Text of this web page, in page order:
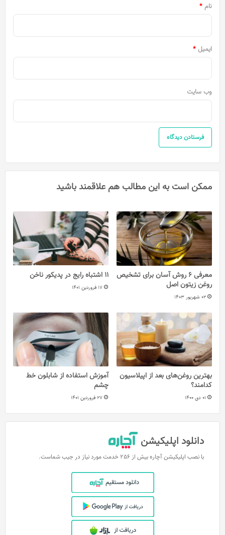
نام *
ایمیل *
وب‌ سایت
ممکن است به این مطالب هم علاقمند باشید
معرفی 6 روش آسان برای تشخیص
روغن زیتون اصل
02 شهریور 1403
11 اشتباه رایج در پدیکور ناخن
17 فروردین 1401
بهترین روغن‌های بعد از اپیلاسیون
کدامند؟
01 دی 1400
آموزش استفاده از شابلون خط
چشم
27 فروردین 1401
دانلود اپلیکیشن
با نصب اپلیکیشن آچاره بیش از 256 خدمت مورد نیاز در جیب شماست.